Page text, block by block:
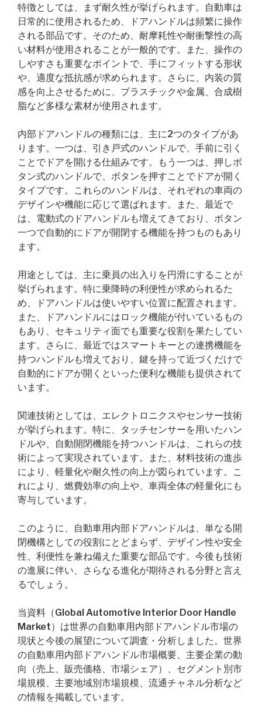
特徴としては、まず耐久性が挙げられます。自動車は
日常的に使用されるため、ドアハンドルは頻繁に操作
される部品です。そのため、耐摩耗性や耐衝撃性の高
い材料が使用されることが一般的です。また、操作の
しやすさも重要なポイントで、手にフィットする形状
や、適度な抵抗感が求められます。さらに、内装の質
感を向上させるために、プラスチックや金属、合成樹
脂など多様な素材が使用されます。
内部ドアハンドルの種類には、主に2つのタイプがあ
ります。一つは、引き戸式のハンドルで、手前に引く
ことでドアを開ける仕組みです。もう一つは、押しボ
タン式のハンドルで、ボタンを押すことでドアが開く
タイプです。これらのハンドルは、それぞれの車両の
デザインや機能に応じて選ばれます。また、最近で
は、電動式のドアハンドルも増えてきており、ボタン
一つで自動的にドアが開閉する機能を持つものもあり
ます。
用途としては、主に乗員の出入りを円滑にすることが
挙げられます。特に乗降時の利便性が求められるた
め、ドアハンドルは使いやすい位置に配置されます。
また、ドアハンドルにはロック機能が付いているもの
もあり、セキュリティ面でも重要な役割を果たしてい
ます。さらに、最近ではスマートキーとの連携機能を
持つハンドルも増えており、鍵を持って近づくだけで
自動的にドアが開くといった便利な機能も提供されて
います。
関連技術としては、エレクトロニクスやセンサー技術
が挙げられます。特に、タッチセンサーを用いたハン
ドルや、自動開閉機能を持つハンドルは、これらの技
術によって実現されています。また、材料技術の進歩
により、軽量化や耐久性の向上が図られています。こ
れにより、燃費効率の向上や、車両全体の軽量化にも
寄与しています。
このように、自動車用内部ドアハンドルは、単なる開
閉機構としての役割にとどまらず、デザイン性や安全
性、利便性を兼ね備えた重要な部品です。今後も技術
の進展に伴い、さらなる進化が期待される分野と言え
るでしょう。
当資料（Global Automotive Interior Door Handle
Market）は世界の自動車用内部ドアハンドル市場の
現状と今後の展望について調査・分析しました。世界
の自動車用内部ドアハンドル市場概要、主要企業の動
向（売上、販売価格、市場シェア）、セグメント別市
場規模、主要地域別市場規模、流通チャネル分析など
の情報を掲載しています。